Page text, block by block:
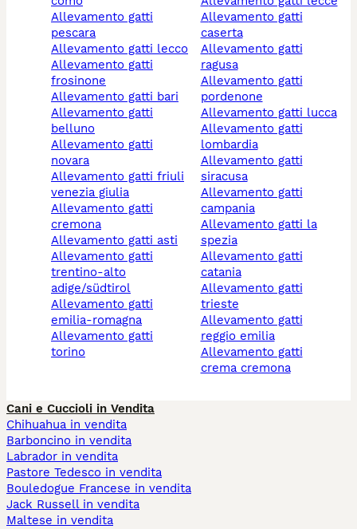
allevamento gatti
pescara
allevamento gatti lecco
allevamento gatti
frosinone
allevamento gatti bari
allevamento gatti
belluno
allevamento gatti
novara
allevamento gatti friuli
venezia giulia
allevamento gatti
cremona
allevamento gatti asti
allevamento gatti
trentino-alto
adige/südtirol
allevamento gatti
emilia-romagna
allevamento gatti
torino
allevamento gatti
caserta
allevamento gatti
ragusa
allevamento gatti
pordenone
allevamento gatti lucca
allevamento gatti
lombardia
allevamento gatti
siracusa
allevamento gatti
campania
allevamento gatti la
spezia
allevamento gatti
catania
allevamento gatti
trieste
allevamento gatti
reggio emilia
allevamento gatti
crema cremona
Cani e Cuccioli in Vendita
Chihuahua in vendita
Barboncino in vendita
Labrador in vendita
Pastore Tedesco in vendita
Bouledogue Francese in vendita
Jack Russell in vendita
Maltese in vendita